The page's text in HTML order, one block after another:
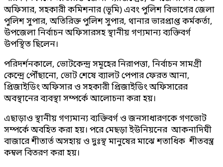
অফিসার, সহকারী কমিশনার (ভূমি) এবং পুলিশ বিভাগের জেলা
পুলিশ সুপার, অতিরিক্ত পুলিশ সুপার, থানার ভারপ্রাপ্ত কর্মকর্তা,
উপজেলা নির্বাচন অফিসারসহ স্থানীয় গণ্যমান্য ব্যক্তিবর্গ
উপস্থিত ছিলেন।
পরিদর্শনকালে, ভোটকেন্দ্র সমূহের নিরাপত্তা, নির্বাচন সামগ্রী
কেন্দ্রে পৌঁছানো, ভোট শেষে ব্যালট পেপার ফেরত আনা,
প্রিজাইডিং অফিসার ও সহকারী প্রিজাইডিং অফিসারের
অবস্থানের ব্যবস্থা সম্পর্কে আলোচনা করা হয়।
এছাড়াও স্থানীয় গণ্যমান্য ব্যক্তিবর্গ ও জনসাধারণকে গণভোট
সম্পর্কে অবহিত করা হয়। পরে মেছড়া ইউনিয়নের আকনাদিঘী
বাজারে শীতার্ত অসহায় ও দুঃস্থ মানুষের মাঝে শতাধিক শীতবস্ত্র
কম্বল বিতরণ করা হয়।